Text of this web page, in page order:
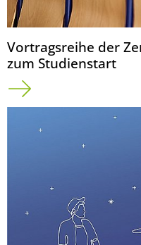
Vortragsreihe der
zum Studienstart